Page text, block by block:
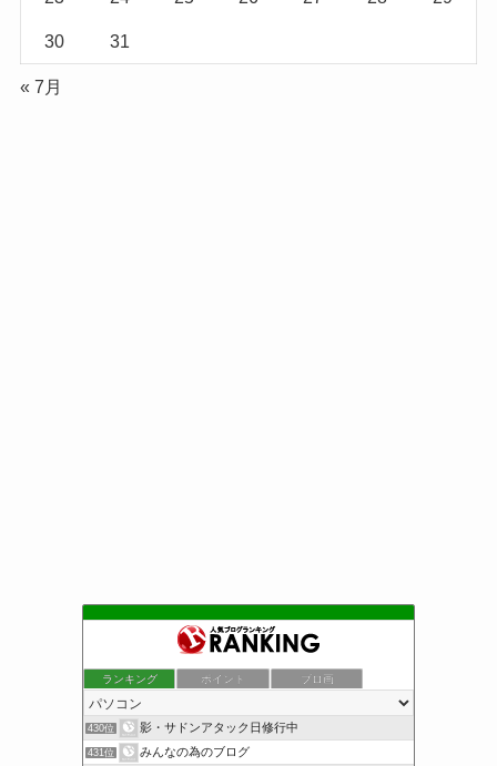
30 31
« 7月
ランキング ポイント ブロ画
430位 影・サドンアタック日修行中
431位 みんなの為のブログ